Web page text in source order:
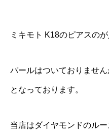
ミキモト K18のピアスのが
パールはついておりませ
となっております。
当店はダイヤモンドのル